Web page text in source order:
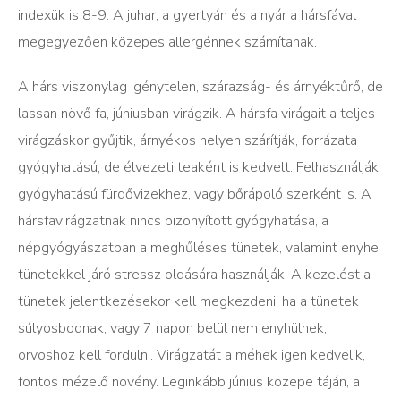
indexük is 8-9. A juhar, a gyertyán és a nyár a hársfával
megegyezően közepes allergénnek számítanak.
A hárs viszonylag igénytelen, szárazság- és árnyéktűrő, de
lassan növő fa, júniusban virágzik. A hársfa virágait a teljes
virágzáskor gyűjtik, árnyékos helyen szárítják, forrázata
gyógyhatású, de élvezeti teaként is kedvelt. Felhasználják
gyógyhatású fürdővizekhez, vagy bőrápoló szerként is. A
hársfavirágzatnak nincs bizonyított gyógyhatása, a
népgyógyászatban a meghűléses tünetek, valamint enyhe
tünetekkel járó stressz oldására használják. A kezelést a
tünetek jelentkezésekor kell megkezdeni, ha a tünetek
súlyosbodnak, vagy 7 napon belül nem enyhülnek,
orvoshoz kell fordulni. Virágzatát a méhek igen kedvelik,
fontos mézelő növény. Leginkább június közepe táján, a